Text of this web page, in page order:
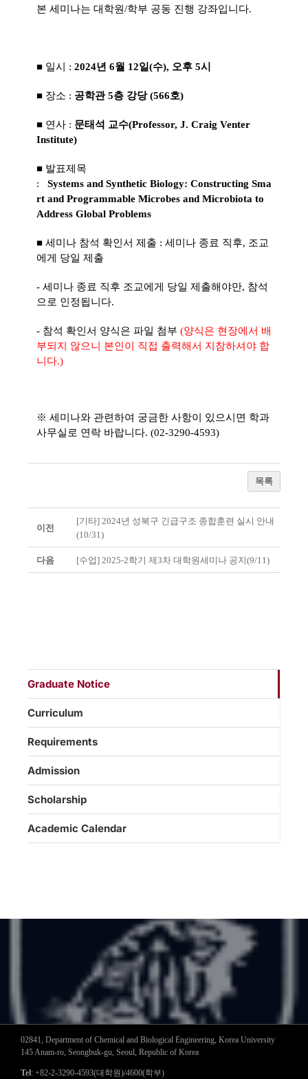
본 세미나는 대학원/학부 공동 진행 강좌입니다.
■ 일시 : 2024년 6월 12일(수), 오후 5시
■ 장소 : 공학관 5층 강당 (566호)
■ 연사 : 문태석 교수(Professor, J. Craig Venter
Institute)
■ 발표제목
:
Systems and Synthetic Biology: Constructing Sma
rt and Programmable Microbes and Microbiota to
Address Global Problems
■ 세미나 참석 확인서 제출 : 세미나 종료 직후, 조교
에게 당일 제출
- 세미나 종료 직후 조교에게 당일 제출해야만, 참석
으로 인정됩니다.
- 참석 확인서 양식은 파일 첨부 (양식은 현장에서 배
부되지 않으니 본인이 직접 출력해서 지참하셔야 합
니다.)
※ 세미나와 관련하여 궁금한 사항이 있으시면 학과
사무실로 연락 바랍니다. (02-3290-4593)
목록
이전
[기타] 2024년 성북구 긴급구조 종합훈련 실시 안내
(10/31)
다음 [수업] 2025-2학기 제3차 대학원세미나 공지(9/11)
Graduate Notice
Curriculum
Requirements
Admission
Scholarship
Academic Calendar
02841, Department of Chemical and Biological Engineering, Korea University
145 Anam-ro, Seongbuk-gu, Seoul, Republic of Korea
Tel: +82-2-3290-4593(대학원)/4600(학부)